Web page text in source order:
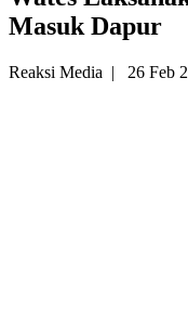
Masuk Dapur
Reaksi Media | 26 Feb